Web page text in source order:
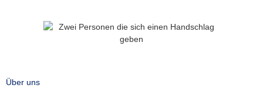
Über uns